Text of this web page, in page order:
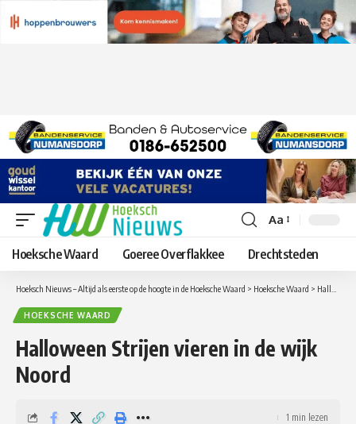
Lettergrootte
aanpassen
Aa
Hoeksche Waard Goeree Overflakkee Drechtsteden
Hoeksch Nieuws – Altijd als eerste op de hoogte in de Hoeksche Waard > Hoeksche Waard > Halloween Strijen vieren in de wijk Noord
HOEKSCHE WAARD
Halloween Strijen vieren in de wijk
Noord
1 min lezen